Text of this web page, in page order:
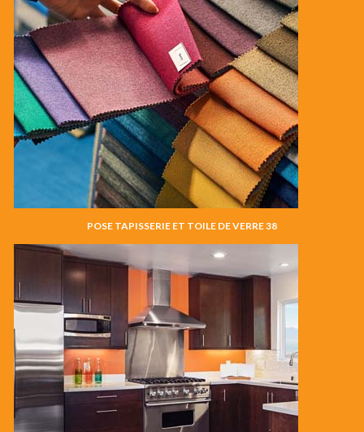
POSE TAPISSERIE ET TOILE DE VERRE 38